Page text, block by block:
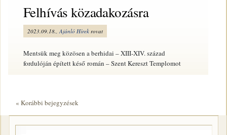
Felhívás közadakozásra
2023.09.18., Ajánló Hírek rovat
Mentsük meg közösen a berhidai – XIII-XIV. század
fordulóján épített késő román – Szent Kereszt Templomot
« Korábbi bejegyzések